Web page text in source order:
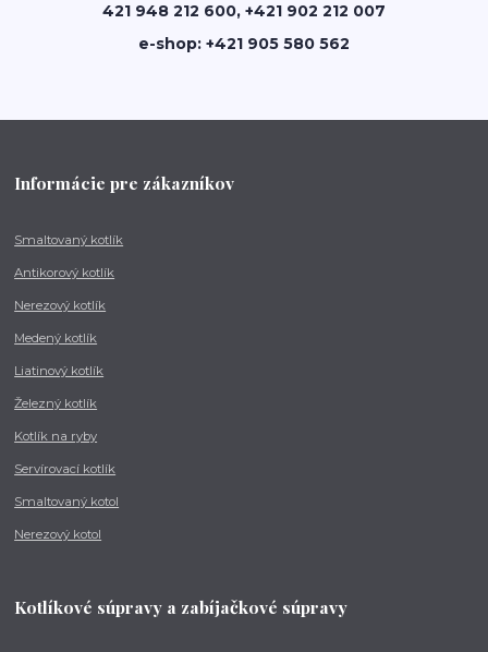
421 948 212 600, +421 902 212 007
e-shop: +421 905 580 562
Informácie pre zákazníkov
Smaltovaný kotlík
Antikorový kotlík
Nerezový kotlík
Medený kotlík
Liatinový kotlík
Železný kotlík
Kotlík na ryby
Servírovací kotlík
Smaltovaný kotol
Nerezový kotol
Kotlíkové súpravy a zabíjačkové súpravy